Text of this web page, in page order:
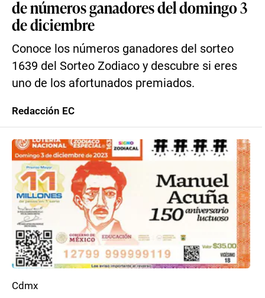
de números ganadores del domingo 3
de diciembre
Conoce los números ganadores del sorteo
1639 del Sorteo Zodiaco y descubre si eres
uno de los afortunados premiados.
Redacción EC
Cdmx